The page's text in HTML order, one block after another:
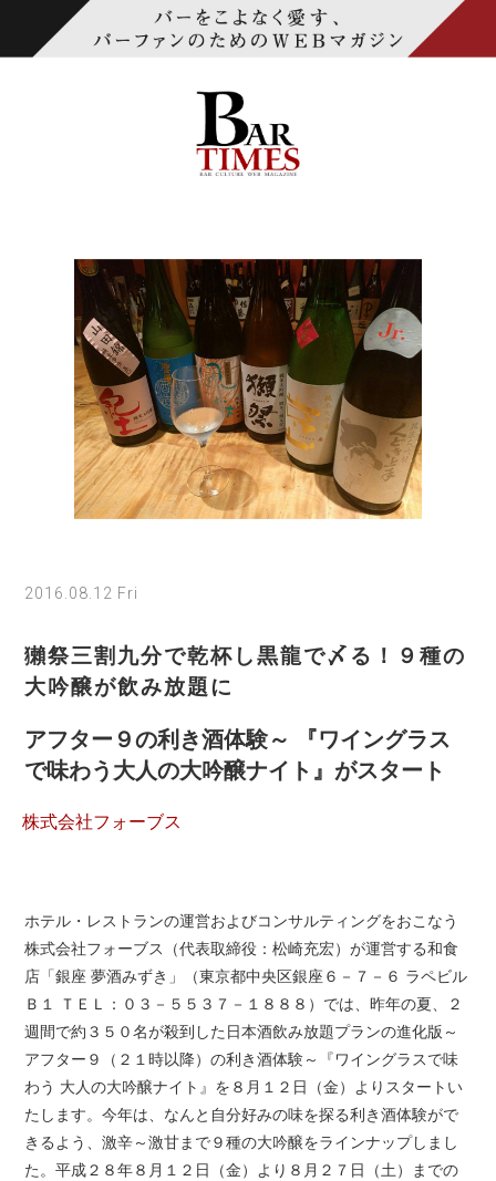
2016.08.12 Fri
獺祭三割九分で乾杯し黒龍で〆る！９種の
大吟醸が飲み放題に
アフター９の利き酒体験～ 『ワイングラス
で味わう大人の大吟醸ナイト』がスタート
株式会社フォーブス
ホテル・レストランの運営およびコンサルティングをおこなう
株式会社フォーブス（代表取締役：松崎充宏）が運営する和食
店「銀座 夢酒みずき」（東京都中央区銀座６－７－６ ラペビル
Ｂ１ ＴＥＬ：０３－５５３７－１８８８）では、昨年の夏、２
週間で約３５０名が殺到した日本酒飲み放題プランの進化版～
アフター９（２１時以降）の利き酒体験～『ワイングラスで味
わう 大人の大吟醸ナイト』を８月１２日（金）よりスタートい
たします。今年は、なんと自分好みの味を探る利き酒体験がで
きるよう、激辛～激甘まで９種の大吟醸をラインナップしまし
た。平成２８年８月１２日（金）より８月２７日（土）までの